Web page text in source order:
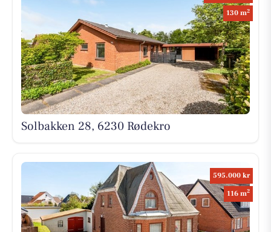
130 m2
Solbakken 28, 6230 Rødekro
595.000 kr
116 m2